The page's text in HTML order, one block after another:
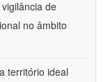
de
no âmbito
território ideal